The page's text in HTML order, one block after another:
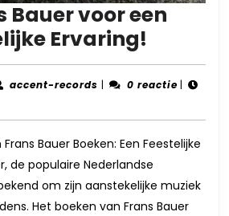
Bauer voor een
Ervaring!
Frans
Bauer
een
accent-records accent-
| 0 reactie |
Bauer Boeken: Een Feestelijke
de populaire Nederlandse
om zijn aanstekelijke muziek
Het boeken van Frans Bauer